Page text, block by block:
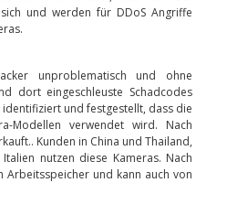
und werden für DDoS Angriffe
unproblematisch und ohne
dort eingeschleuste Schadcodes
identifiziert und festgestellt, dass die
Modellen verwendet wird. Nach
Kunden in China und Thailand,
nutzen diese Kameras. Nach
Arbeitsspeicher und kann auch von